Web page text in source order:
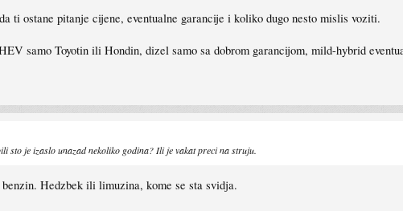
ti ostane pitanje cijene, eventualne garancije i koliko dugo nesto mislis voziti.
samo Toyotin ili Hondin, dizel samo sa dobrom garancijom, mild-hybrid
sto je izaslo unazad nekoliko godina? Ili je vakat preci na struju.
Hedzbek ili limuzina, kome se sta svidja.